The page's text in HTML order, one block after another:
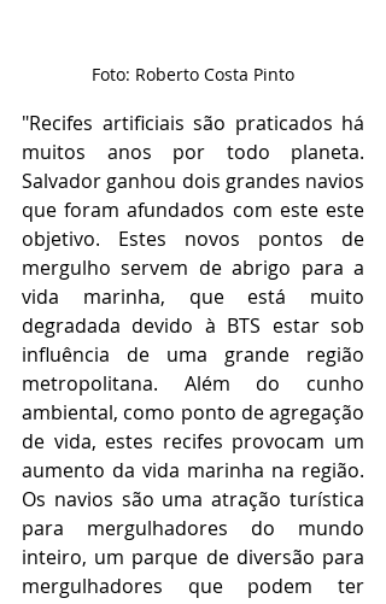
Foto: Roberto Costa Pinto
"Recifes artificiais são praticados há
muitos anos por todo planeta.
Salvador ganhou dois grandes navios
que foram afundados com este este
objetivo. Estes novos pontos de
mergulho servem de abrigo para a
vida marinha, que está muito
degradada devido à BTS estar sob
influência de uma grande região
metropolitana. Além do cunho
ambiental, como ponto de agregação
de vida, estes recifes provocam um
aumento da vida marinha na região.
Os navios são uma atração turística
para mergulhadores do mundo
inteiro, um parque de diversão para
mergulhadores que podem ter